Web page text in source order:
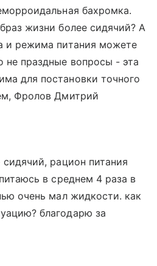
бахромка.
жизни более сидячий? А
и режима питания можете
не праздные вопросы - эта
для постановки точного
Фролов Дмитрий
рацион питания
в среднем 4 раза в
очень мал жидкости. как
благодарю за